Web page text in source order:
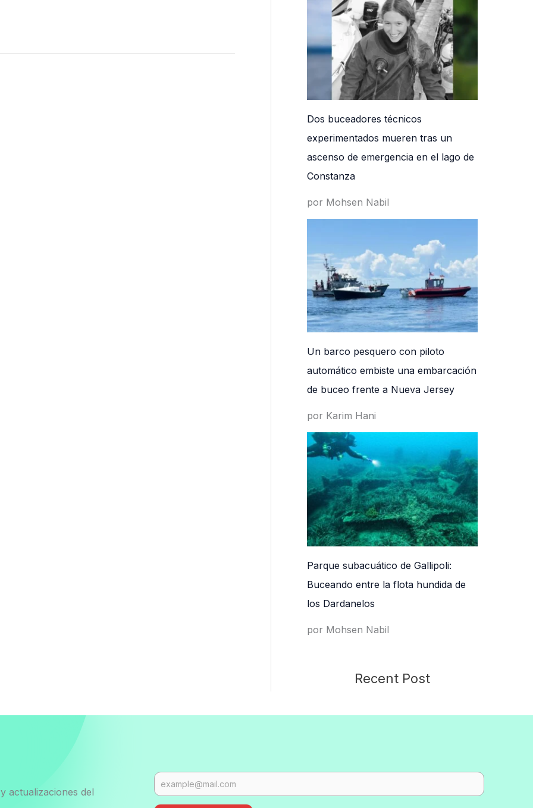
Dos buceadores técnicos
experimentados mueren tras un
ascenso de emergencia en el lago de
Constanza
por Mohsen Nabil
Un barco pesquero con piloto
automático embiste una embarcación
de buceo frente a Nueva Jersey
por Karim Hani
Parque subacuático de Gallipoli:
Buceando entre la flota hundida de
los Dardanelos
por Mohsen Nabil
Recent Post
actualizaciones del